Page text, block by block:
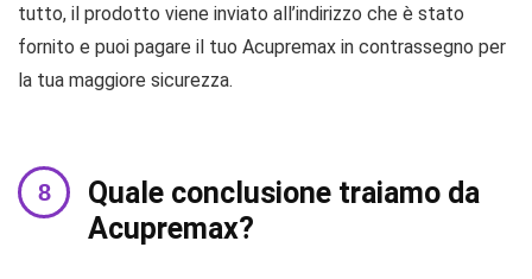
tutto, il prodotto viene inviato all’indirizzo che è stato
fornito e puoi pagare il tuo Acupremax in contrassegno per
la tua maggiore sicurezza.
Quale conclusione traiamo da
Acupremax?